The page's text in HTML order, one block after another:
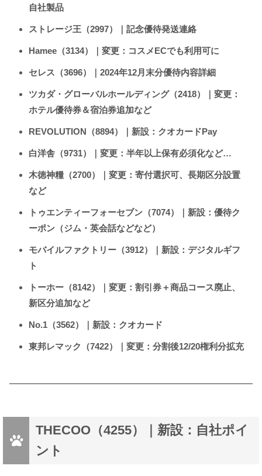
自社製品
ストレージ王（2997）｜記念優待発送連絡
Hamee（3134）｜変更：コスメECでも利用可に
セレス（3696）｜2024年12月末分優待内容詳細
ツカダ・グローバルホールディング（2418）｜変更：
ホテル優待券＆宿泊券追加など
REVOLUTION（8894）｜新設：クオカードPay
白洋舎（9731）｜変更：半年以上保有必須化など…
木徳神糧（2700）｜変更：寄付選択可、長期区分設置
など
トゥエンティーフォーセブン（7074）｜新設：優待ク
ーポン（ジム・英会話などなど）
モバイルファクトリー（3912）｜新設：デジタルギフ
ト
トーホー（8142）｜変更：割引券＋商品コース廃止、
新区分追加など
No.1（3562）｜新設：クオカード
東邦レマック（7422）｜変更：分割後12/20権利分拡充
THECOO（4255）｜新設：自社ポイ
ント